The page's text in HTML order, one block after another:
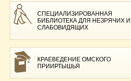
СПЕЦИАЛИЗИРОВАННАЯ
БИБЛИОТЕКА ДЛЯ НЕЗРЯЧИХ И
СЛАБОВИДЯЩИХ
КРАЕВЕДЕНИЕ ОМСКОГО
ПРИИРТЫШЬЯ